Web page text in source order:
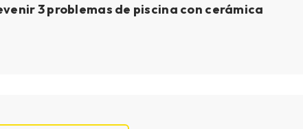
3 problemas de piscina con cerámica